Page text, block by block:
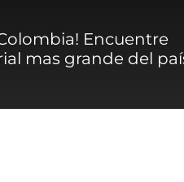
Encuentre
mas grande del